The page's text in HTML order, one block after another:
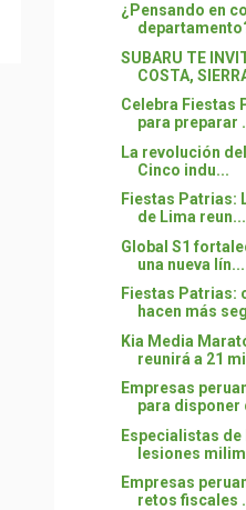
¿Pensando en
SUBARU TE
COSTA,
Celebra Fiestas
para preparar
La revolución
Cinco indu...
Fiestas Patrias:
de Lima reun...
Global S1
una nueva lín...
Fiestas Patrias:
hacen más
Kia Media
reunirá a 21
Empresas
para disponer
Especialistas de
lesiones
Empresas
retos fiscales